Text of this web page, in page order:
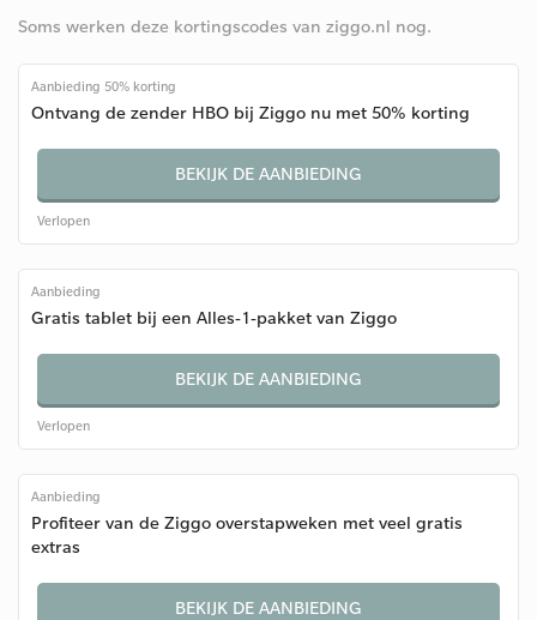
Soms werken deze kortingscodes van ziggo.nl nog.
Aanbieding 50% korting
Ontvang de zender HBO bij Ziggo nu met 50% korting
BEKIJK DE AANBIEDING
Verlopen
Aanbieding
Gratis tablet bij een Alles-1-pakket van Ziggo
BEKIJK DE AANBIEDING
Verlopen
Aanbieding
Profiteer van de Ziggo overstapweken met veel gratis
extras
BEKIJK DE AANBIEDING